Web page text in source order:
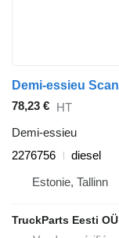
78,23 € HT
Demi-essieu
2276756
diesel
Estonie, Tallinn
TruckParts Eesti OÜ